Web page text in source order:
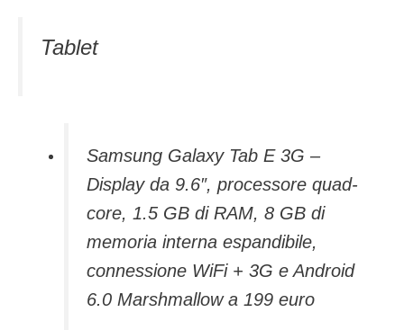
Tablet
Samsung Galaxy Tab E 3G –
Display da 9.6″, processore quad-
core, 1.5 GB di RAM, 8 GB di
memoria interna espandibile,
connessione WiFi + 3G e Android
6.0 Marshmallow a 199 euro